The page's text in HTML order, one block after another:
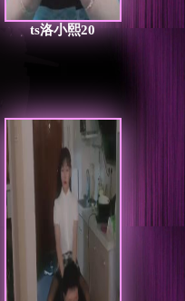
ts洛小熙20